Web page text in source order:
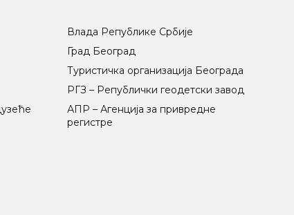
Влада Републике Србије
Град Београд
Туристичка организација Београда
РГЗ – Републички геодетски завод
АПР – Агенција за привредне
регистре